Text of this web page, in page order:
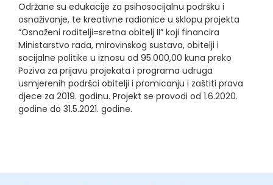
Održane su edukacije za psihosocijalnu podršku i
osnaživanje, te kreativne radionice u sklopu projekta
“Osnaženi roditelji=sretna obitelj II” koji financira
Ministarstvo rada, mirovinskog sustava, obitelji i
socijalne politike u iznosu od 95.000,00 kuna preko
Poziva za prijavu projekata i programa udruga
usmjerenih podršci obitelji i promicanju i zaštiti prava
djece za 2019. godinu. Projekt se provodi od 1.6.2020.
godine do 31.5.2021. godine.